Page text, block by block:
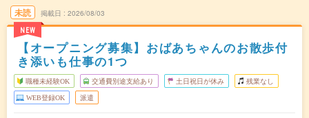
未読
NEW
掲載日 2026/08/03
【オープニング募集】おばあちゃんのお散歩付
き添いも仕事の1つ
職種未経験OK 交通費別途支給あり 土日祝日が休み 残業なし
WEB登録OK 派遣